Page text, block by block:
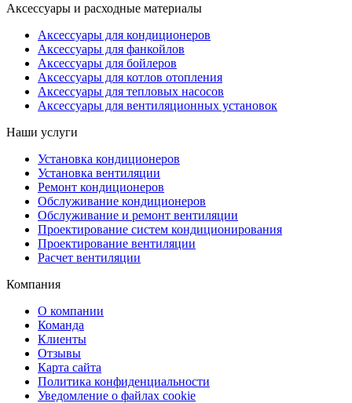
Аксессуары и расходные материалы
Аксессуары для кондиционеров
Аксессуары для фанкойлов
Аксессуары для бойлеров
Аксессуары для котлов отопления
Аксессуары для тепловых насосов
Аксессуары для вентиляционных установок
Наши услуги
Установка кондиционеров
Установка вентиляции
Ремонт кондиционеров
Обслуживание кондиционеров
Обслуживание и ремонт вентиляции
Проектирование систем кондиционирования
Проектирование вентиляции
Расчет вентиляции
Компания
О компании
Команда
Клиенты
Отзывы
Карта сайта
Политика конфиденциальности
Уведомление о файлах cookie